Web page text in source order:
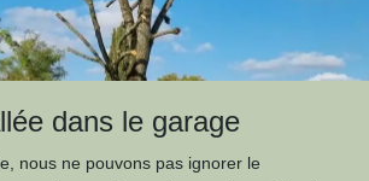
dans le garage
nous ne pouvons pas ignorer le